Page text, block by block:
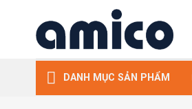
DANH MỤC SẢN PHẨM